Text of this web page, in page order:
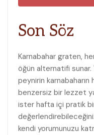
Son Söz
Karnabahar graten,
öğün alternatifi
peynirin
benzersiz bir lezzet
ister hafta içi pratik
kendi yorumunuzu